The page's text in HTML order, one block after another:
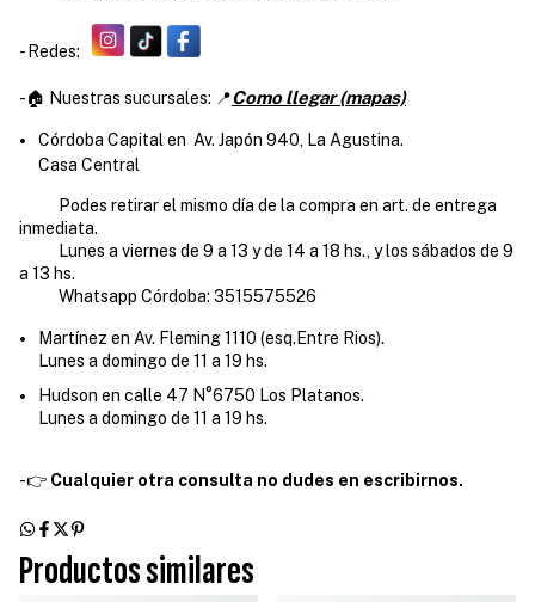
- Redes:
-🏠 Nuestras sucursales: 📍Como llegar (mapas)
Córdoba Capital en Av. Japón 940, La Agustina.
Casa Central
Podes retirar el mismo día de la compra en art. de entrega
inmediata.
Lunes a viernes de 9 a 13 y de 14 a 18 hs., y los sábados de 9
a 13 hs.
Whatsapp Córdoba: 3515575526
Martínez en Av. Fleming 1110 (esq.Entre Rios).
Lunes a domingo de 11 a 19 hs.
Hudson en calle 47 N°6750 Los Platanos.
Lunes a domingo de 11 a 19 hs.
-👉 Cualquier otra consulta no dudes en escribirnos.
Productos similares